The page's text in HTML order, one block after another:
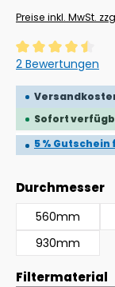
Preise inkl. MwSt.
Durchschnittliche
2 Bewertungen
Sofort
5 %
Durchmesser
560mm
930mm
Filtermaterial